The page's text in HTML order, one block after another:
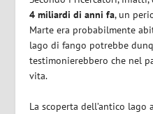
4 miliardi di anni fa, un
Marte era probabilmente
lago di fango potrebbe
testimonierebbero che nel
vita.
La scoperta dell’antico